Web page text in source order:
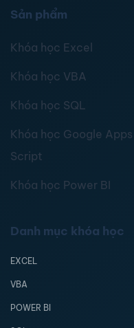
Sản phẩm
Khóa học Excel
Khóa học VBA
Khóa học SQL
Khóa học Google Apps
Script
Khóa học Power BI
Danh mục khóa học
EXCEL
VBA
POWER BI